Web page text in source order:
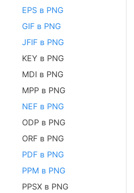
EPS в PNG
GIF в PNG
JFIF в PNG
KEY в PNG
MDI в PNG
MPP в PNG
NEF в PNG
ODP в PNG
ORF в PNG
PDF в PNG
PPM в PNG
PPSX в PNG